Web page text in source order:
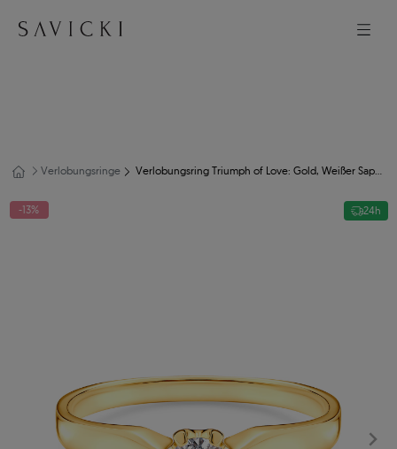
Verlobungsringe Verlobungsring Triumph of Love: Gold, Weißer Saphir
-13% 24h